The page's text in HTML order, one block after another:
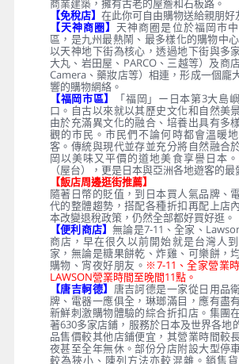
【免稅店】 在此你可自由購物送給親朋好
【天神商圈】天神商圈是位於福岡市
區，是九州最熱鬧、最多樣化的購物中
以天神地下街為核心，透過地下街與多
大丸、岩田屋、PARCO、三越等）及商
Camera、藥妝店等）相連，形成一個龐
響的購物網絡。
【福岡市區】
「福岡」ー日本第3大島
口。自古以來就以其歷史文化和自然美
由於充滿異文化的融合、培養出具有多
觀的市民。市民們不論何時都會溫暖
客。傳統與現代並存並充分將自然融合
岡以美味又平價的道地美食享譽日本
（屋台），更是日本與亞洲各地遊客的最
【飯店周邊逛街推薦】
隨著日幣的貶值，到日本買人氣品牌、
代的整體趨勢，搭配各種折扣再配上店
本改變退稅政策，仍然全部都好買好逛。
【便利商店】無論是7-11、全家、
商店，早在很久以前開始就是台灣人
家，無論是糖果餅乾、炸雞、可樂餅，
購物、宵夜好朋友。 ※7-11、全家營業
LAWSON營業時間至晚間11點。
【唐吉軻德】 唐吉訶德是一家從日用品
牌、電器一應俱全，琳瑯滿目，應有盡
新鮮刺激購物體驗的綜合折扣店。集團
著630多家店鋪，服務於日本及世界各地
品售價較其他店鋪便宜，其營業時間較
夜甚至全年無休。部份分店附設大型停
較為狹小、陳列方法亦較混雜。銷售